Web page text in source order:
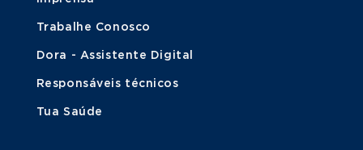
Trabalhe Conosco
Dora - Assistente Digital
Responsáveis técnicos
Tua Saúde